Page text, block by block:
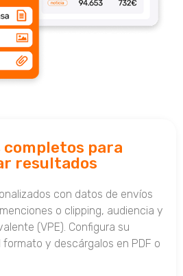
para
resultados
con datos de envíos
o clipping, audiencia y
(VPE). Configura su
y descárgalos en PDF o